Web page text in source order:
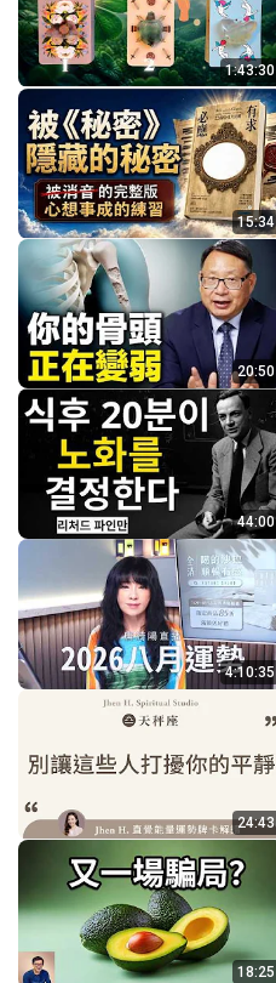
1:43:30
15:34
20:50
44:00
4:10:35
24:43
18:25